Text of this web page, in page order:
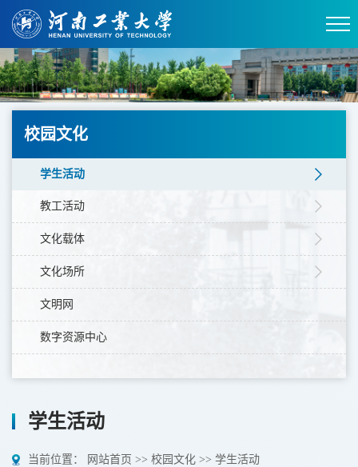
校园文化
学生活动
教工活动
文化载体
文化场所
文明网
数字资源中心
学生活动
当前位置： 网站首页 >> 校园文化 >> 学生活动